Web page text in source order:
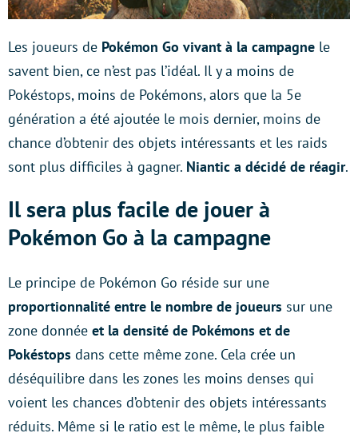
Les joueurs de Pokémon Go vivant à la campagne le
savent bien, ce n’est pas l’idéal. Il y a moins de
Pokéstops, moins de Pokémons, alors que la 5e
génération a été ajoutée le mois dernier, moins de
chance d’obtenir des objets intéressants et les raids
sont plus difficiles à gagner. Niantic a décidé de réagir.
Il sera plus facile de jouer à
Pokémon Go à la campagne
Le principe de Pokémon Go réside sur une
proportionnalité entre le nombre de joueurs sur une
zone donnée et la densité de Pokémons et de
Pokéstops dans cette même zone. Cela crée un
déséquilibre dans les zones les moins denses qui
voient les chances d’obtenir des objets intéressants
réduits. Même si le ratio est le même, le plus faible